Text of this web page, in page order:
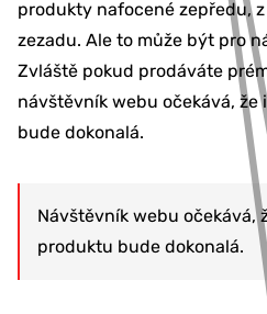
produkty nafocené zepředu,
zezadu. Ale to může být pro
Zvláště pokud prodáváte
návštěvník webu očekává,
bude dokonalá.
Návštěvník webu očekává,
produktu bude dokonalá.